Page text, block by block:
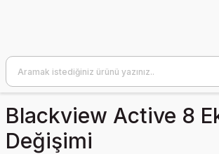
Blackview Active 8
Değişimi